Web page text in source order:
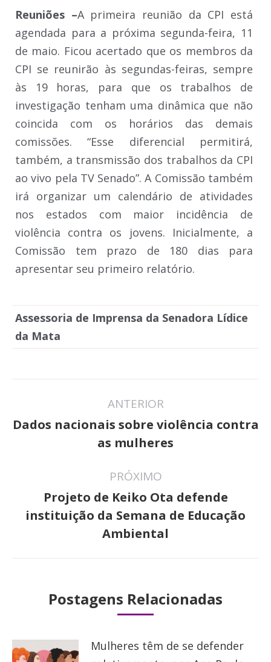
Reuniões –A primeira reunião da CPI está
agendada para a próxima segunda-feira, 11
de maio. Ficou acertado que os membros da
CPI se reunirão às segundas-feiras, sempre
às 19 horas, para que os trabalhos de
investigação tenham uma dinâmica que não
coincida com os horários das demais
comissões. “Esse diferencial permitirá,
também, a transmissão dos trabalhos da CPI
ao vivo pela TV Senado”. A Comissão também
irá organizar um calendário de atividades
nos estados com maior incidência de
violência contra os jovens. Inicialmente, a
Comissão tem prazo de 180 dias para
apresentar seu primeiro relatório.
Assessoria de Imprensa da Senadora Lídice
da Mata
de
ANTERIOR
Post
anterior:
Dados nacionais sobre violência contra
as mulheres
PRÓXIMO
Próximo
post:
Projeto de Keiko Ota defende
instituição da Semana de Educação
Ambiental
Postagens Relacionadas
Mulheres têm de se defender